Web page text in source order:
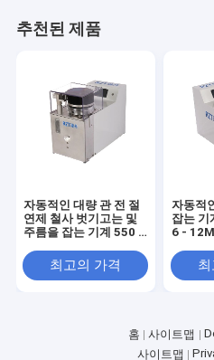
추천된 제품
자동적인 대량 관 전 절
연제 철사 벗기고는 및
주름을 잡는 기계 550 *
최고의 가격
자동적
잡는 기
6 -
홈 사이트맵
사이트맵